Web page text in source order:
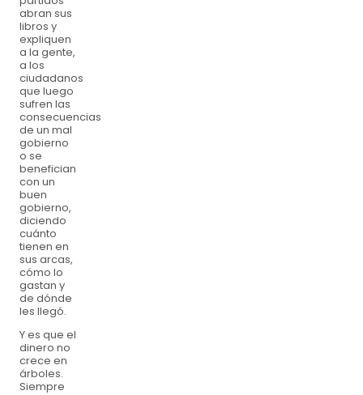
abran sus
libros y
expliquen
a la gente,
a los
ciudadanos
que luego
sufren las
consecuencias
de un mal
gobierno
o se
benefician
con un
buen
gobierno,
diciendo
cuánto
tienen en
sus arcas,
cómo lo
gastan y
de dónde
les llegó.
Y es que el
dinero no
crece en
árboles.
Siempre